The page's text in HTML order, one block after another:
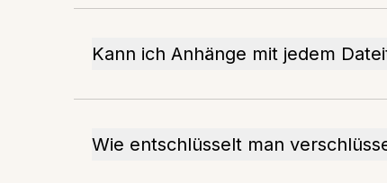
Kann ich Anhänge mit jedem
Wie entschlüsselt man